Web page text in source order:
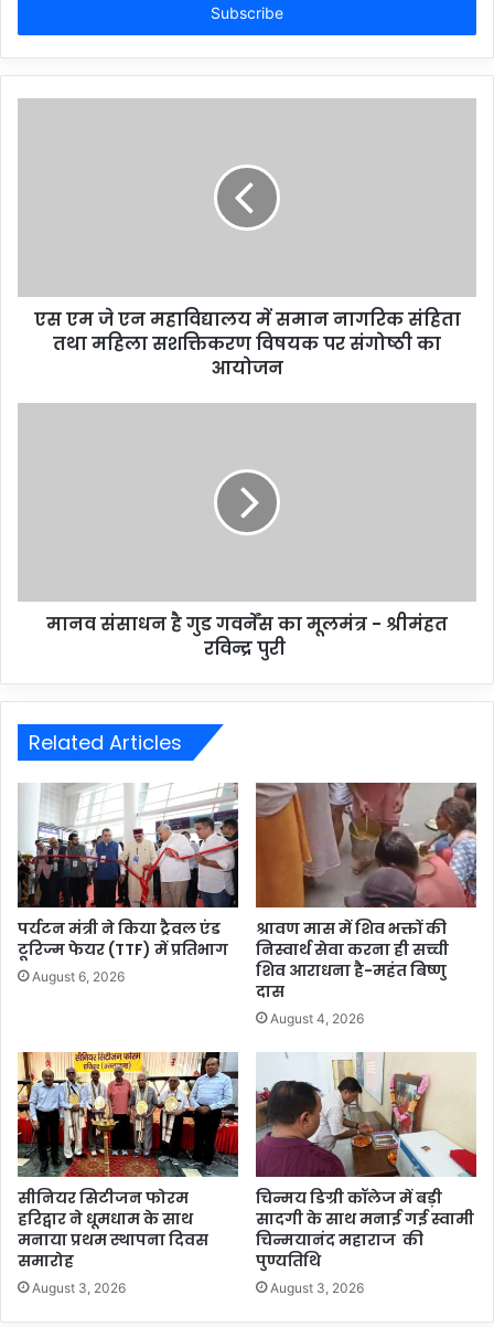
एस एम जे एन महाविद्यालय में समान नागरिक संहिता
तथा महिला सशक्तिकरण विषयक पर संगोष्ठी का
आयोजन
मानव संसाधन है गुड गवर्नेंस का मूलमंत्र - श्रीमंहत
रविन्द्र पुरी
Related Articles
पर्यटन मंत्री ने किया ट्रैवल एंड
टूरिज्म फेयर (TTF) में प्रतिभाग
August 6, 2026
श्रावण मास में शिव भक्तों की
निस्वार्थ सेवा करना ही सच्ची
शिव आराधना है-महंत बिष्णु
दास
August 4, 2026
सीनियर सिटीजन फोरम
हरिद्वार ने धूमधाम के साथ
मनाया प्रथम स्थापना दिवस
समारोह
August 3, 2026
चिन्मय डिग्री कॉलेज में बड़ी
सादगी के साथ मनाई गई स्वामी
चिन्मयानंद महाराज की
पुण्यतिथि
August 3, 2026